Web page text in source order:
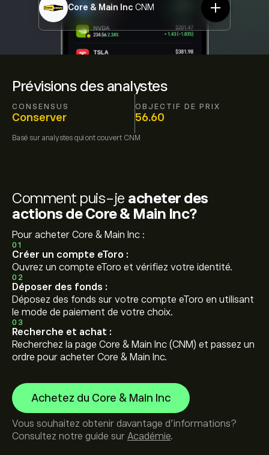
Prévisions des analystes
CONSENSUS
Conserver
OBJECTIF DE PRIX
56.60
Basé sur analystes qui ont couvert CNM
Core & Main Inc CNM
Comment puis-je acheter des
actions de Core & Main Inc?
Pour acheter Core & Main Inc :
01
Créer un compte eToro :
Ouvrez un compte eToro et vérifiez votre identité.
02
Déposer des fonds :
Déposez des fonds sur votre compte eToro en utilisant
le mode de paiement de votre choix.
03
Recherche et achat :
Recherchez la page Core & Main Inc (CNM) et passez un
ordre pour acheter Core & Main Inc.
Achetez du Core & Main Inc
Vous souhaitez obtenir davantage d'informations?
Consultez notre guide sur Académie.